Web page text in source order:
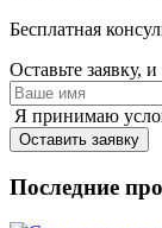
Бесплатная
Оставьте заявку,
Я принимаю
Оставить заявку
Последние